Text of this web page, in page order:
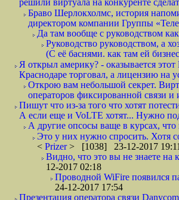
решили виртуала на конкуренте
Браво Шерлокхолмс, история
директором компании Группы
Да там вообще с руководством
Руководство руководством, а
(С её баснями. как там ей
Я открыл америку? - оказывается
Краснодаре торговал, а лицензию на
Открою вам небольшой секрет.
операторов фиксированной связи и
Пишут что из-за того что хотят
А если еще и VoLTE хотят... Нужно
А другие опсосы ваще в курсах,
Это у них нужно спросить. Хотя
< Prizer> [1038] 23-12-2017 19:11
Видно, что это вы не знаете на
12-2017 02:18
Проводной WiFire появился
24-12-2017 17:54
Презентация оператора связи